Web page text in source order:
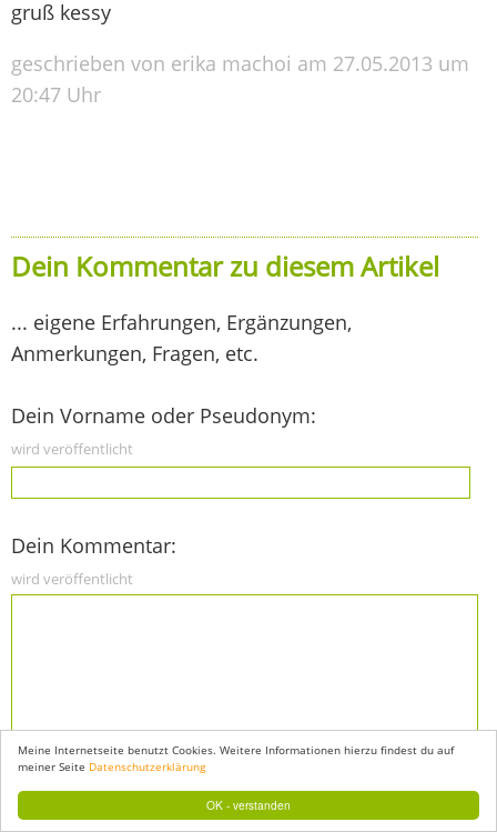
OK - verstanden
Meine Internetseite benutzt Cookies. Weitere Informationen hierzu findest du auf
meiner Seite Datenschutzerklärung
gruß kessy
geschrieben von erika machoi am 27.05.2013 um
20:47 Uhr
Dein Kommentar zu diesem Artikel
... eigene Erfahrungen, Ergänzungen,
Anmerkungen, Fragen, etc.
Dein Vorname oder Pseudonym:
wird veröffentlicht
Dein Kommentar:
wird veröffentlicht